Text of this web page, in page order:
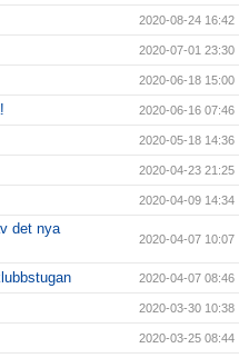
2020-08-24 16:42
2020-07-01 23:30
2020-06-18 15:00
2020-06-16 07:46
2020-05-18 14:36
2020-04-23 21:25
2020-04-09 14:34
det nya
2020-04-07 10:07
2020-04-07 08:46
2020-03-30 10:38
2020-03-25 08:44